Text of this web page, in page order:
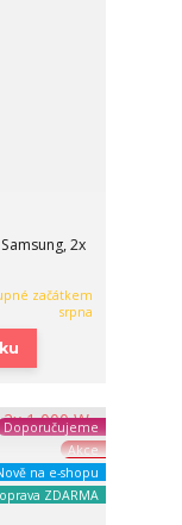
2x
začátkem
srpna
Doporučujeme
Akce
na e-shopu
ZDARMA